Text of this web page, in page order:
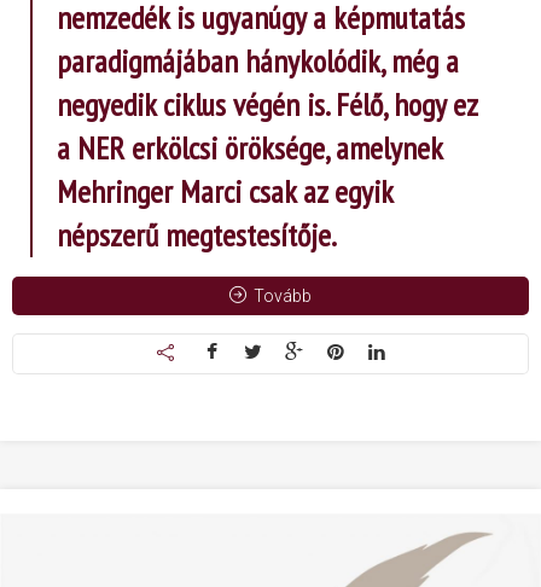
nemzedék is ugyanúgy a képmutatás
paradigmájában hánykolódik, még a
negyedik ciklus végén is. Félő, hogy ez
a NER erkölcsi öröksége, amelynek
Mehringer Marci csak az egyik
népszerű megtestesítője.
Tovább